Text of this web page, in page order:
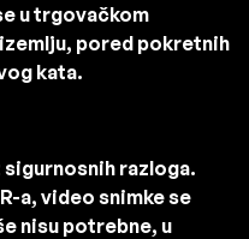
u trgovačkom
pored pokretnih
kata.
razloga.
a, video snimke se
nisu potrebne, u